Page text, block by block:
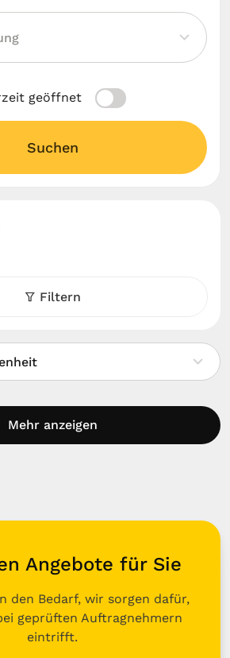
geöffnet
Suchen
Filtern
Mehr anzeigen
Angebote für Sie
den Bedarf, wir sorgen dafür,
geprüften Auftragnehmern
eintrifft.